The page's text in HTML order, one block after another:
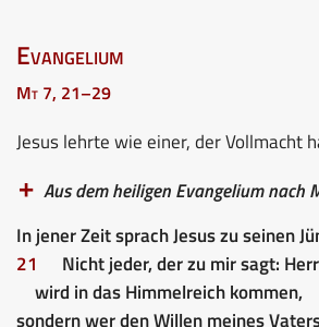
Evangelium
Mt 7, 21–29
Jesus lehrte wie einer, der Vollmacht
Aus dem heiligen Evangelium nach
In jener Zeit sprach Jesus zu seinen
21
Nicht jeder, der zu mir sagt:
wird in das Himmelreich kommen,
sondern wer den Willen meines